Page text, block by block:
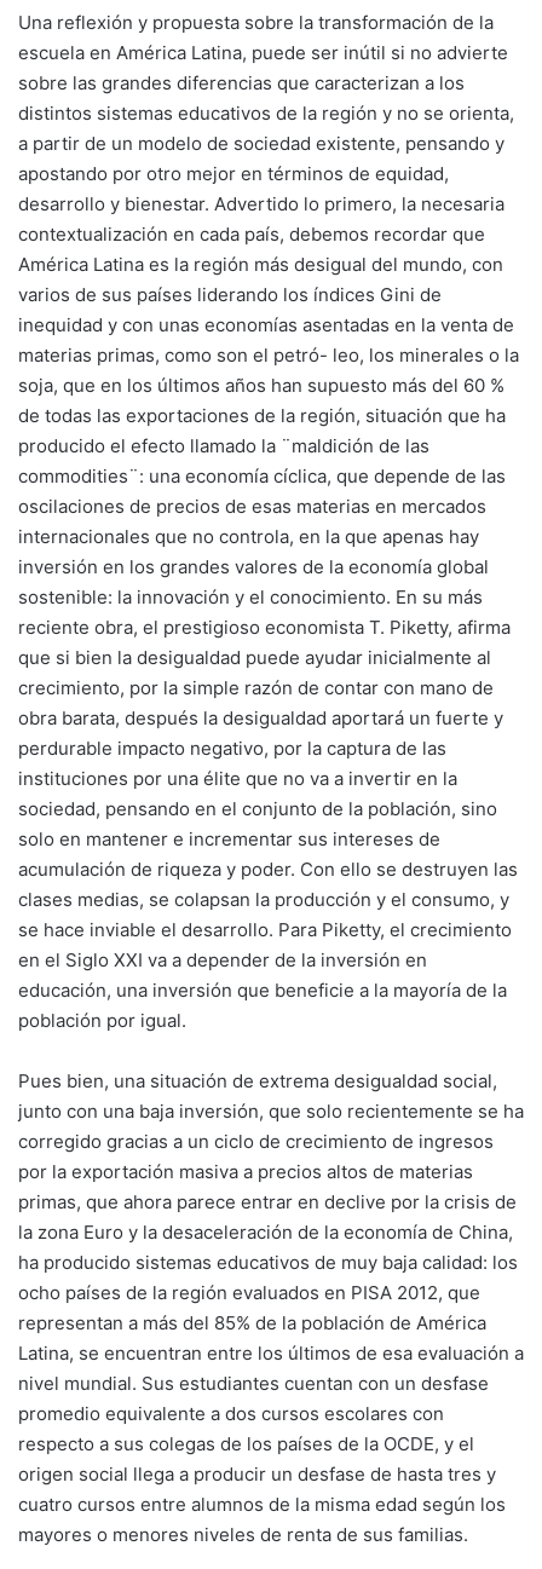
Una reflexión y propuesta sobre la transformación de la
escuela en América Latina, puede ser inútil si no advierte
sobre las grandes diferencias que caracterizan a los
distintos sistemas educativos de la región y no se orienta,
a partir de un modelo de sociedad existente, pensando y
apostando por otro mejor en términos de equidad,
desarrollo y bienestar. Advertido lo primero, la necesaria
contextualización en cada país, debemos recordar que
América Latina es la región más desigual del mundo, con
varios de sus países liderando los índices Gini de
inequidad y con unas economías asentadas en la venta de
materias primas, como son el petró- leo, los minerales o la
soja, que en los últimos años han supuesto más del 60 %
de todas las exportaciones de la región, situación que ha
producido el efecto llamado la ¨maldición de las
commodities¨: una economía cíclica, que depende de las
oscilaciones de precios de esas materias en mercados
internacionales que no controla, en la que apenas hay
inversión en los grandes valores de la economía global
sostenible: la innovación y el conocimiento. En su más
reciente obra, el prestigioso economista T. Piketty, afirma
que si bien la desigualdad puede ayudar inicialmente al
crecimiento, por la simple razón de contar con mano de
obra barata, después la desigualdad aportará un fuerte y
perdurable impacto negativo, por la captura de las
instituciones por una élite que no va a invertir en la
sociedad, pensando en el conjunto de la población, sino
solo en mantener e incrementar sus intereses de
acumulación de riqueza y poder. Con ello se destruyen las
clases medias, se colapsan la producción y el consumo, y
se hace inviable el desarrollo. Para Piketty, el crecimiento
en el Siglo XXI va a depender de la inversión en
educación, una inversión que beneficie a la mayoría de la
población por igual.
Pues bien, una situación de extrema desigualdad social,
junto con una baja inversión, que solo recientemente se ha
corregido gracias a un ciclo de crecimiento de ingresos
por la exportación masiva a precios altos de materias
primas, que ahora parece entrar en declive por la crisis de
la zona Euro y la desaceleración de la economía de China,
ha producido sistemas educativos de muy baja calidad: los
ocho países de la región evaluados en PISA 2012, que
representan a más del 85% de la población de América
Latina, se encuentran entre los últimos de esa evaluación a
nivel mundial. Sus estudiantes cuentan con un desfase
promedio equivalente a dos cursos escolares con
respecto a sus colegas de los países de la OCDE, y el
origen social llega a producir un desfase de hasta tres y
cuatro cursos entre alumnos de la misma edad según los
mayores o menores niveles de renta de sus familias.